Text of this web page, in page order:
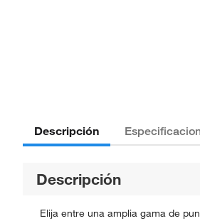
Descripción
Descripción
Elija entre una amplia gama de